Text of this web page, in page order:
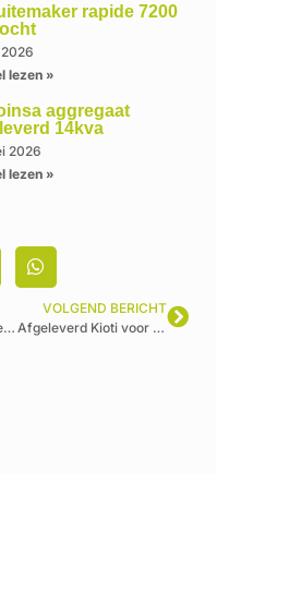
rapide 7200
lezen »
aggregaat
14kva
2026
lezen »
Claas Axion 870 afgeleverd
VOLGEND BERICHT
Afgeleverd Kioti voor plukstelling